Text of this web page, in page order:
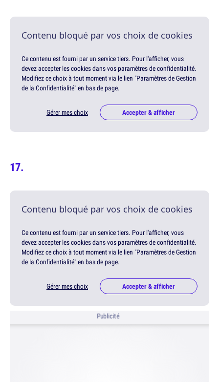
Contenu bloqué par vos choix de cookies
Ce contenu est fourni par un service tiers. Pour l'afficher, vous
devez accepter les cookies dans vos paramètres de confidentialité.
Modifiez ce choix à tout moment via le lien "Paramètres de Gestion
de la Confidentialité" en bas de page.
Gérer mes choix Accepter & afficher
Contenu bloqué par vos choix de cookies
Ce contenu est fourni par un service tiers. Pour l'afficher, vous
devez accepter les cookies dans vos paramètres de confidentialité.
Modifiez ce choix à tout moment via le lien "Paramètres de Gestion
de la Confidentialité" en bas de page.
Gérer mes choix Accepter & afficher
Publicité